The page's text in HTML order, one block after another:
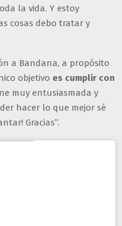
la vida. Y estoy
cosas debo tratar y
a Bandana, a propósito
objetivo es cumplir con
muy entusiasmada y
hacer lo que mejor sé
Gracias”.